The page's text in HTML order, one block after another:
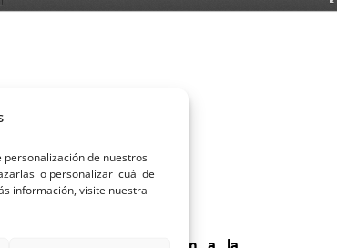
personalización de nuestros
o personalizar cuál de
información, visite nuestra